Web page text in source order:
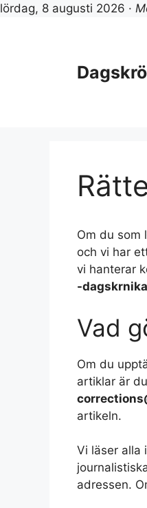
lördag, 8 augusti 2026 ·
Om du som
och vi har
vi hanterar
-
Vad
Om du
artiklar är
artikeln.
Vi läser alla
adressen.